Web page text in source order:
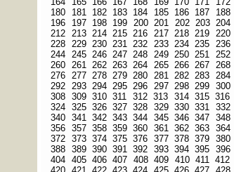
180
181 182 183 184 185 186 187 188
196
197 198 199 200 201 202 203 204
212 213 214 215 216 217 218 219 220
228 229 230 231 232 233 234 235 236
244 245 246 247 248 249 250 251 252
260 261 262 263 264 265 266 267 268
276 277 278 279 280 281 282 283 284
292 293 294 295 296 297 298 299 300
308 309 310 311 312 313 314 315 316
324 325 326 327 328 329 330 331 332
340 341 342 343 344 345 346 347 348
356 357 358 359 360 361 362 363 364
372 373 374 375 376 377 378 379 380
388 389 390 391 392 393 394 395 396
404 405 406 407 408 409 410 411 412